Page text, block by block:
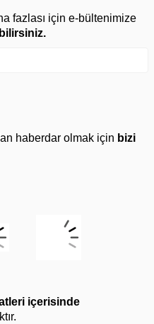
fazlası için e-bültenimize
haberdar olmak için bizi
içerisinde